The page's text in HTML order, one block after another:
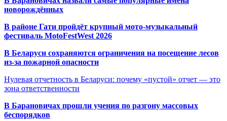
новорождённых
В районе Гати пройдёт крупный мото-музыкальный
фестиваль MotoFestWest 2026
В Беларуси сохраняются ограничения на посещение лесов
из-за пожарной опасности
Нулевая отчетность в Беларуси: почему «пустой» отчет — это
зона ответственности
В Барановичах прошли учения по разгону массовых
беспорядков